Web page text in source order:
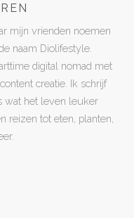
mijn vrienden noemen
naam Diolifestyle.
digital nomad met
creatie. Ik schrijf
wat het leven leuker
reizen tot eten, planten,